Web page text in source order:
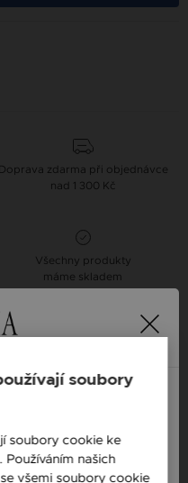
Doprava zdarma při objednávce
nad 1 300 Kč
Všechny produkty
máme skladem
/ CZ
soubory
soubory cookie ke
Používáním našich
všemi soubory cookie